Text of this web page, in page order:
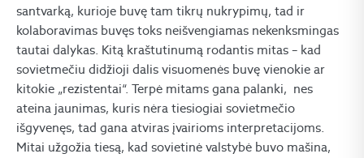
santvarką, kurioje buvę tam tikrų nukrypimų, tad ir
kolaboravimas buvęs toks neišvengiamas nekenksmingas
tautai dalykas. Kitą kraštutinumą rodantis mitas – kad
sovietmečiu didžioji dalis visuomenės buvę vienokie ar
kitokie „rezistentai“. Terpė mitams gana palanki, nes
ateina jaunimas, kuris nėra tiesiogiai sovietmečio
išgyvenęs, tad gana atviras įvairioms interpretacijoms.
Mitai užgožia tiesą, kad sovietinė valstybė buvo mašina,